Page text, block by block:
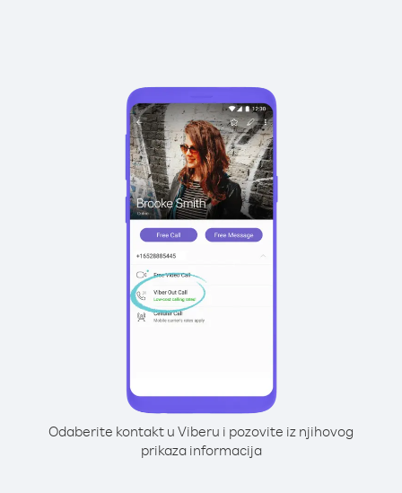
Odaberite kontakt u Viberu i pozovite iz njihovog
prikaza informacija